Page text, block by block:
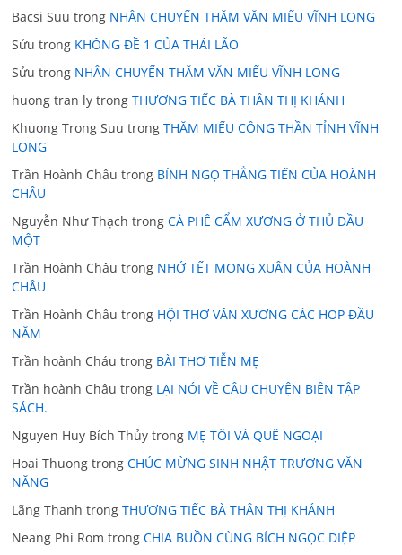
Bacsi Suu trong NHÂN CHUYẾN THĂM VĂN MIẾU VĨNH LONG
Sửu trong KHÔNG ĐỀ 1 CỦA THÁI LÃO
Sửu trong NHÂN CHUYẾN THĂM VĂN MIẾU VĨNH LONG
huong tran ly trongTHƯƠNG TIẾC BÀ THÂN THỊ KHÁNH
Khuong Trong Suu trongTHĂM MIẾU CÔNG THẦN TỈNH VĨNH
LONG
Trần Hoành Châu trong BÍNH NGỌ THẲNG TIẾN CỦA HOÀNH
CHÂU
Nguyễn Như Thạch trongCÀ PHÊ CẨM XƯƠNG Ở THỦ DẦU
MỘT
Trần Hoành Châu trong NHỚ TẾT MONG XUÂN CỦA HOÀNH
CHÂU
Trần Hoành Châu trong HỘI THƠ VĂN XƯƠNG CÁC HOP ĐẦU
NĂM
Trần hoành Cháu trong BÀI THƠ TIỄN MẸ
Trần hoành Châu trong LẠI NÓI VỀ CÂU CHUYỆN BIÊN TẬP
SÁCH.
Nguyen Huy Bích Thủy trong MẸ TÔI VÀ QUÊ NGOẠI
Hoai Thuong trongCHÚC MỪNG SINH NHẬT TRƯƠNG VĂN
NĂNG
Lãng Thanh trongTHƯƠNG TIẾC BÀ THÂN THỊ KHÁNH
Neang Phi Rom trongCHIA BUỒN CÙNG BÍCH NGỌC DIỆP